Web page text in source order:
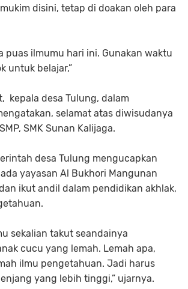
disini, tetap di doakan oleh para
puas ilmumu hari ini. Gunakan waktu
untuk belajar,”
kepala desa Tulung, dalam
selamat atas diwisudanya
SMK Sunan Kalijaga.
desa Tulung mengucapkan
yayasan Al Bukhori Mangunan
ikut andil dalam pendidikan akhlak,
sekalian takut seandainya
cucu yang lemah. Lemah apa,
ilmu pengetahuan. Jadi harus
yang lebih tinggi,” ujarnya.